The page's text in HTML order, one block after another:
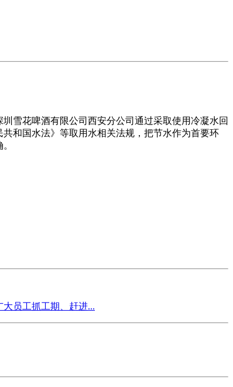
雪花啤酒有限公司西安分公司通过采取使用冷凝水回
和国水法》等取用水相关法规，把节水作为首要环
员工抓工期、赶进...